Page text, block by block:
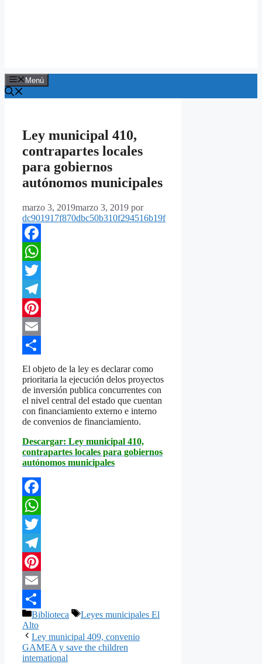
Menú
Ley municipal 410,
contrapartes locales
para gobiernos
autónomos municipales
marzo 3, 2019marzo 3, 2019 por
dc901917f870dbc50b310f294516b19f
Facebook
WhatsApp
Twitter
Telegram
Pinterest
Email
Compartir
El objeto de la ley es declarar como
prioritaria la ejecución delos proyectos
de inversión publica concurrentes con
el nivel central del estado que cuentan
con financiamiento externo e interno
de convenios de financiamiento.
Descargar: Ley municipal 410,
contrapartes locales para gobiernos
autónomos municipales
Facebook
WhatsApp
Twitter
Telegram
Pinterest
Email
Compartir
Categorías
Biblioteca Etiquetas
Leyes municipales El
Alto
Ley municipal 409, convenio
GAMEA y save the children
international